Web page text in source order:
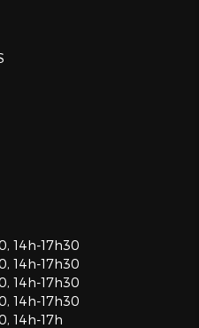
14h-17h30
14h-17h30
14h-17h30
14h-17h30
14h-17h